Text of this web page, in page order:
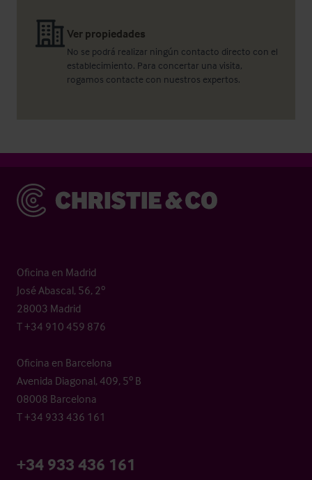
Ver propiedades
No se podrá realizar ningún contacto directo con el
establecimiento. Para concertar una visita,
rogamos contacte con nuestros expertos.
Christie & Co
Oficina en Madrid
José Abascal, 56, 2º
28003 Madrid
T +34 910 459 876
Oficina en Barcelona
Avenida Diagonal, 409, 5º B
08008 Barcelona
T +34 933 436 161
+34 933 436 161